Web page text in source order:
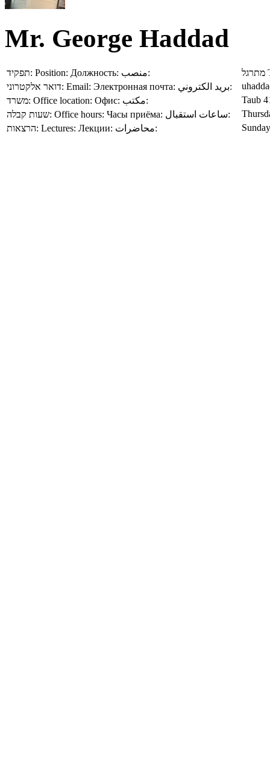
Mr. George Haddad
תפקיד: Position: Должность: منصب: מתרגל
דואר אלקטרוני: Email: Электронная почта: بريد الكتروني:
משרד: Office location: Офис: مكتب:
Taub
שעות קבלה: Office hours: Часы приёма: ساعات استقبال:
הרצאות: Lectures: Лекции: محاضرات: